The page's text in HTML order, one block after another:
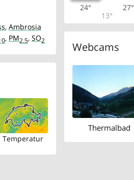
, Ambrosia
, PM2.5, SO2
Temperatur
24°
13°
27°
Webcams
Thermalbad